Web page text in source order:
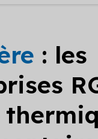
: les